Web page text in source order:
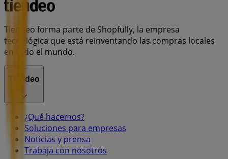
Tiendeo forma parte de Shopfully, la empresa
tecnológica que está reinventando las compras locales
en todo el mundo.
Tiendeo
¿Qué hacemos?
Soluciones para empresas
Noticias y prensa
Trabaja con nosotros